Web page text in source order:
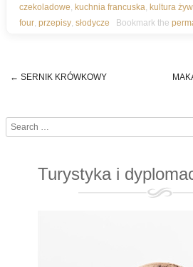
czekoladowe kuchnia francuska kultura
four przepisy słodycze Bookmark the
← SERNIK KRÓWKOWY
Search
Turystyka i